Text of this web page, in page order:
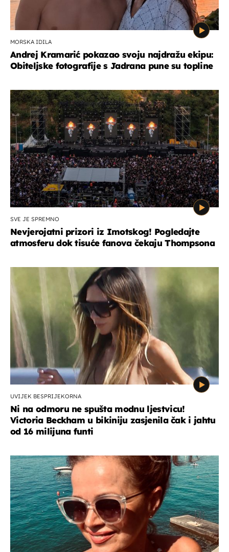
MORSKA IDILA
Andrej Kramarić pokazao svoju najdražu ekipu:
Obiteljske fotografije s Jadrana pune su topline
SVE JE SPREMNO
Nevjerojatni prizori iz Imotskog! Pogledajte
atmosferu dok tisuće fanova čekaju Thompsona
UVIJEK BESPRIJEKORNA
Ni na odmoru ne spušta modnu ljestvicu!
Victoria Beckham u bikiniju zasjenila čak i jahtu
od 16 milijuna funti